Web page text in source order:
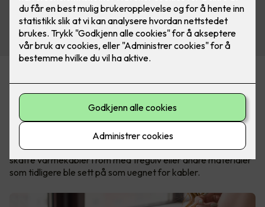
og soverommet også.
Nexans MILLICABLE™ og MILLICLICK™ er et moderne
gulvvarme-system som kan installeres direkte under
parkett- eller laminatgulv. Dette gjør det endelig enkelt å
skaffe varmekabler i rom med tregulv eller andre materialer
som tidligere ble sett på som uegnet for kabler.